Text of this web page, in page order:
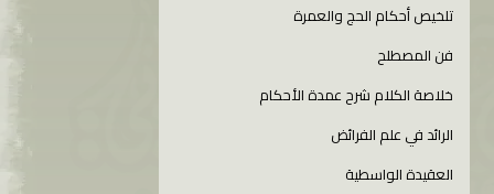
تلخيص أحكام الحج والعمرة
فن المصطلح
خلاصة الكلام شرح عمدة الأحكام
الرائد في علم الفرائض
العقيدة الواسطية